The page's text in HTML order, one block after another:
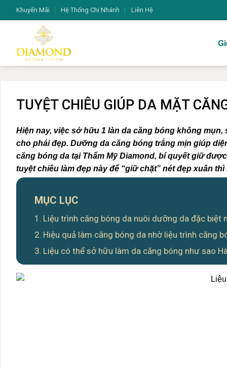
qua
Khuyến Mãi Hệ Thống Chi Nhánh Liên Hệ
TUYỆT CHIÊU GIÚP DA MẶT
Hiện nay, việc sở hữu 1 làn da căng bóng không
cho phái đẹp. Dưỡng da căng bóng trắng mịn giúp
căng bóng da tại Thẩm Mỹ Diamond, bí quyết giữ
tuyệt chiêu làm đẹp này để “giữ chặt” nét đẹp xuân thì
MỤC LỤC
Liệu trình căng bóng da nuôi dưỡng da đặc biệt
Hiệu quả làm căng bóng da nhờ liệu trình căng
Liệu có thể sở hữu làm da căng bóng như sao